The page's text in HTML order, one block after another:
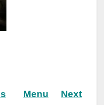
Menu Next